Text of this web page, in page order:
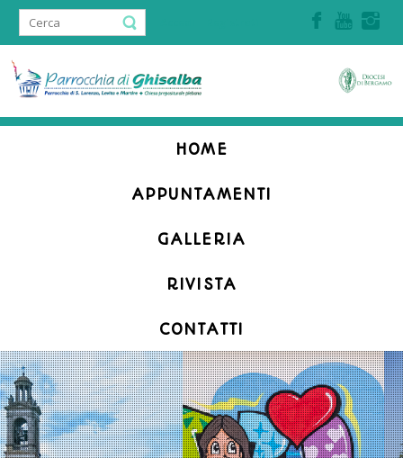
HOME
APPUNTAMENTI
GALLERIA
RIVISTA
CONTATTI